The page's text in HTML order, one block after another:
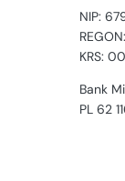
NIP:
KRS:
Bank
PL 62